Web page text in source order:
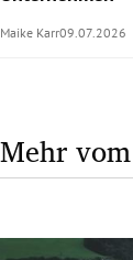
Maike Karr09.07.2026
Mehr